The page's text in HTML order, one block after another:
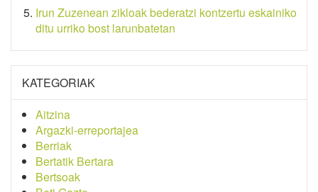
Irun Zuzenean zikloak bederatzi kontzertu eskainiko
ditu urriko bost larunbatetan
KATEGORIAK
Aitzina
Argazki-erreportajea
Berriak
Bertatik Bertara
Bertsoak